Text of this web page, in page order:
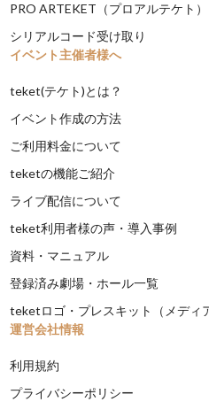
PRO ARTEKET（プロアルテケト）
シリアルコード受け取り
イベント主催者様へ
teket(テケト)とは？
イベント作成の方法
ご利用料金について
teketの機能ご紹介
ライブ配信について
teket利用者様の声・導入事例
資料・マニュアル
登録済み劇場・ホール一覧
teketロゴ・プレスキット（メディ
運営会社情報
利用規約
プライバシーポリシー